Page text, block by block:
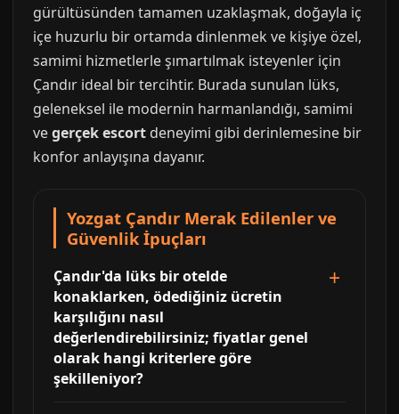
gürültüsünden tamamen uzaklaşmak, doğayla iç
içe huzurlu bir ortamda dinlenmek ve kişiye özel,
samimi hizmetlerle şımartılmak isteyenler için
Çandır ideal bir tercihtir. Burada sunulan lüks,
geleneksel ile modernin harmanlandığı, samimi
vegerçek escort deneyimi gibi derinlemesine bir
konfor anlayışına dayanır.
Yozgat Çandır Merak Edilenler ve
Güvenlik İpuçları
Çandır'da lüks bir otelde
konaklarken, ödediğiniz ücretin
karşılığını nasıl
değerlendirebilirsiniz; fiyatlar genel
olarak hangi kriterlere göre
şekilleniyor?